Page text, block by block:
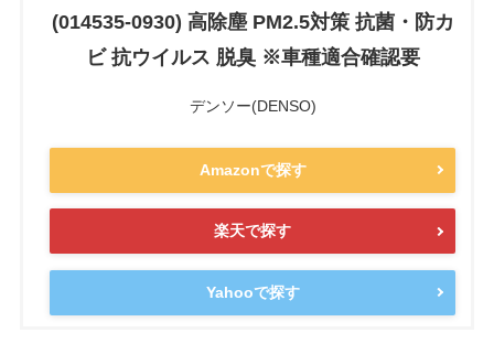
(014535-0930) 高除塵 PM2.5対策 抗菌・防カ
ビ 抗ウイルス 脱臭 ※車種適合確認要
デンソー(DENSO)
Amazonで探す
楽天で探す
Yahooで探す